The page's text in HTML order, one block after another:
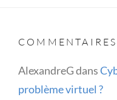
AlexandreGdans
problème virtuel ?